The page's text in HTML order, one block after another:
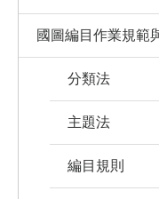
國圖編目作業規範
分類法
主題法
編目規則